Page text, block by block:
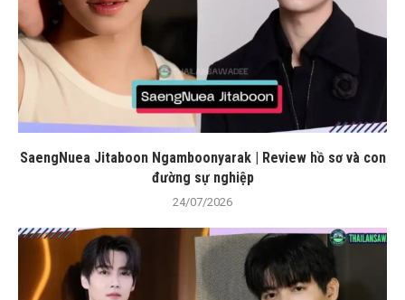
SaengNuea Jitaboon Ngamboonyarak | Review hồ sơ và con
đường sự nghiệp
24/07/2026